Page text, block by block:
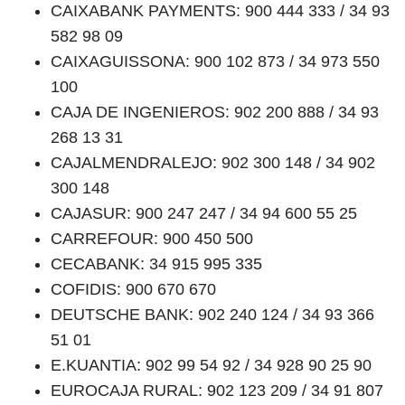
CAIXABANK PAYMENTS: 900 444 333 / 34 93
582 98 09
CAIXAGUISSONA: 900 102 873 / 34 973 550
100
CAJA DE INGENIEROS: 902 200 888 / 34 93
268 13 31
CAJALMENDRALEJO: 902 300 148 / 34 902
300 148
CAJASUR: 900 247 247 / 34 94 600 55 25
CARREFOUR: 900 450 500
CECABANK: 34 915 995 335
COFIDIS: 900 670 670
DEUTSCHE BANK: 902 240 124 / 34 93 366
51 01
E.KUANTIA: 902 99 54 92 / 34 928 90 25 90
EUROCAJA RURAL: 902 123 209 / 34 91 807